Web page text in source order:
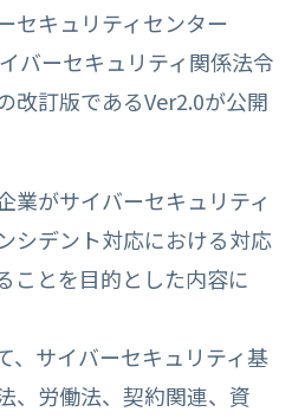
セキュリティセンター
バーセキュリティ関係法令
改訂版であるVer2.0が公開
業がサイバーセキュリティ
シデント対応における対応
ことを目的とした内容に
、サイバーセキュリティ基
、労働法、契約関連、資